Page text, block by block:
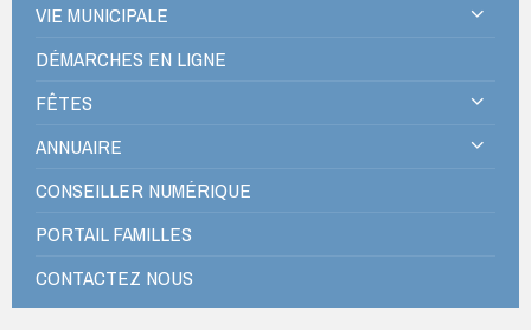
VIE MUNICIPALE
DÉMARCHES EN LIGNE
FÊTES
ANNUAIRE
CONSEILLER NUMÉRIQUE
PORTAIL FAMILLES
CONTACTEZ NOUS